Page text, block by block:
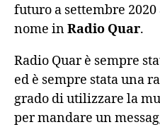
futuro a settembre
nome inRadio Quar.
Radio Quar è sempre
ed è sempre stata una
grado di utilizzare la
per mandare un